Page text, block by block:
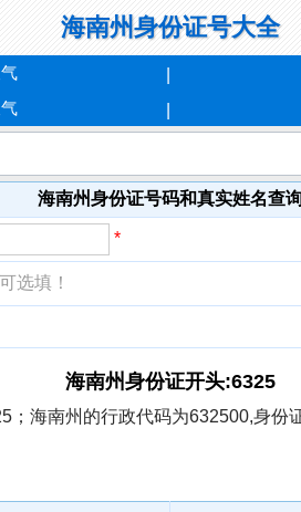
海南州身份证号大全
海南州身份证号码和真实姓名查
*
可选填！
海南州身份证开头:6325
海南州的行政代码为632500,身